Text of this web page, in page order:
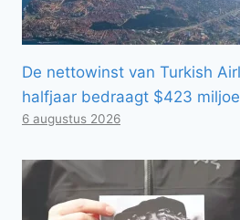
De nettowinst van Turkish
halfjaar bedraagt ​​$423
6 augustus 2026